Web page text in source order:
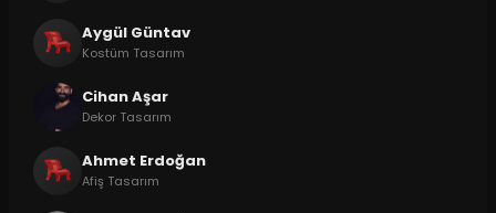
Aygül Güntav
Kostüm Tasarım
Cihan Aşar
Dekor Tasarım
Ahmet Erdoğan
Afiş Tasarım